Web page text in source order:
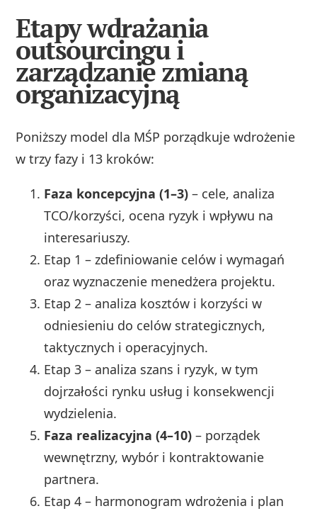
Etapy wdrażania
outsourcingu i
zarządzanie zmianą
organizacyjną
Poniższy model dla MŚP porządkuje wdrożenie
w trzy fazy i 13 kroków:
Faza koncepcyjna (1–3) – cele, analiza
TCO/korzyści, ocena ryzyk i wpływu na
interesariuszy.
Etap 1 – zdefiniowanie celów i wymagań
oraz wyznaczenie menedżera projektu.
Etap 2 – analiza kosztów i korzyści w
odniesieniu do celów strategicznych,
taktycznych i operacyjnych.
Etap 3 – analiza szans i ryzyk, w tym
dojrzałości rynku usług i konsekwencji
wydzielenia.
Faza realizacyjna (4–10) – porządek
wewnętrzny, wybór i kontraktowanie
partnera.
Etap 4 – harmonogram wdrożenia i plan